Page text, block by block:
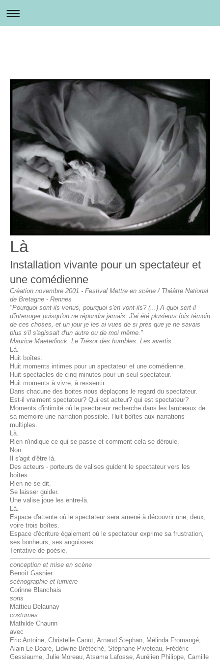
Là
Installation vivante pour un spectateur et
une comédienne
Création novembre 2001 - Festival Mettre en scène / Théâtre National
de Bretagne - Rennes
"Pourquoi sont-ils venus, pourquoi s'en vont-ils? (...) A quoi sert-il
d'interroger puisqu'on ne répondra jamais. J'ai été plusieurs fois témoin
de ces choses, et un jour je les ai vues de si près que je ne savais
plus s'il s'agissait d'un autre ou de moi même."
Maurice Maeterlinck, Le Trésor des humbles. Les avertis.
Là.
Huit boîtes.
Huit moments intimes pour un spectateur et une comédienne.
Huit spectacles de cinq minutes pour un seul spectateur.
Huit moments à vivre, à ressentir.
Dans chacune des boites nous déplaçons le regard du spectateur.
Est-il vraiment spectateur? Qui est acteur? qui est spectateur?
Moments d'intimité où le psectateur recherche dans les lambeaux de
sa memoire une narration possible. Huit boîtes aux narrations
multiples.
Là.
Rien n'indique ce qui se passe et comment cela se déroule.
Non.
Il s'agit d'être là.
Des acteurs - porteurs de valises guident le spectateur vers les
boîtes.
Rien ne se dit.
Se laisser guider.
Une valise joue les entre-là.
Là.
Espace d'attente où le spectateur sera amené à découvrir une, deux,
voire trois boîtes.
Espace d'écriture également où le spectateur exprime sa frustration,
ses bonheurs, ses angoisses.
Tentative de poésie.
conception et mise en scène
Benoît Gasnier
scénographie et lumière
Corinne Blanchais
sons
Mattieu Delaunay
costumes
Mathilde Chaurin
avec
Eric Antoine, Christelle Canut, Arnaud Stephan, Mélinda Fromangé,
Alain Le Doaré, Lidwine Brétéché, Stéphane Piveteau, Frédéric
Gessiaume, Julie Moreau, Atsama Lafosse, Aurélien Philippe, Camille